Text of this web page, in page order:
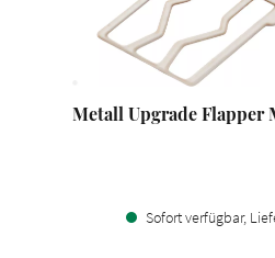
Metall Upgrade Flapper
Sofort verfügbar,